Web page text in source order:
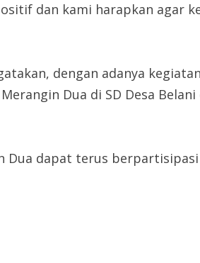
dan kami harapkan
dengan adanya
Dua di SD Desa
Dua dapat terus